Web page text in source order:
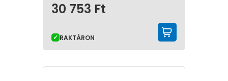
30 753 Ft
RAKTÁRON